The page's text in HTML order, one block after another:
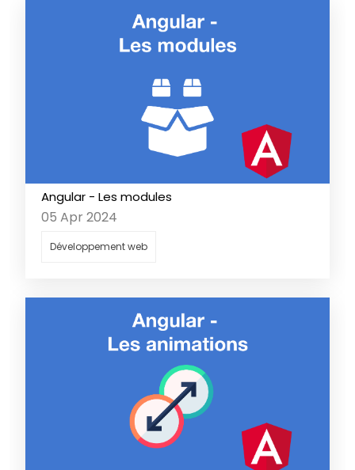
Angular - Les modules
05 Apr 2024
Développement web